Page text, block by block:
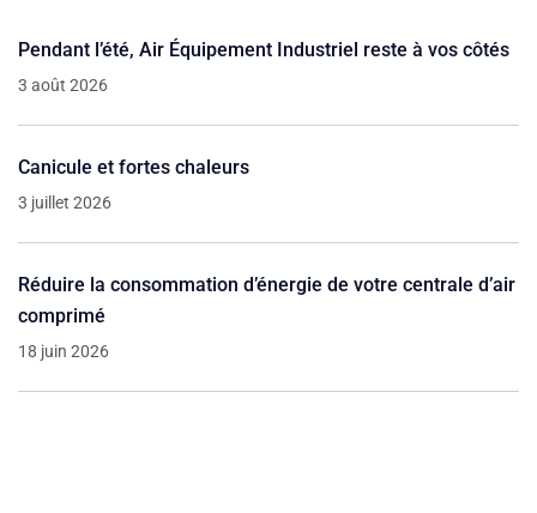
Pendant l’été, Air Équipement Industriel reste à vos côtés
3 août 2026
Canicule et fortes chaleurs
3 juillet 2026
Réduire la consommation d’énergie de votre centrale d’air
comprimé
18 juin 2026